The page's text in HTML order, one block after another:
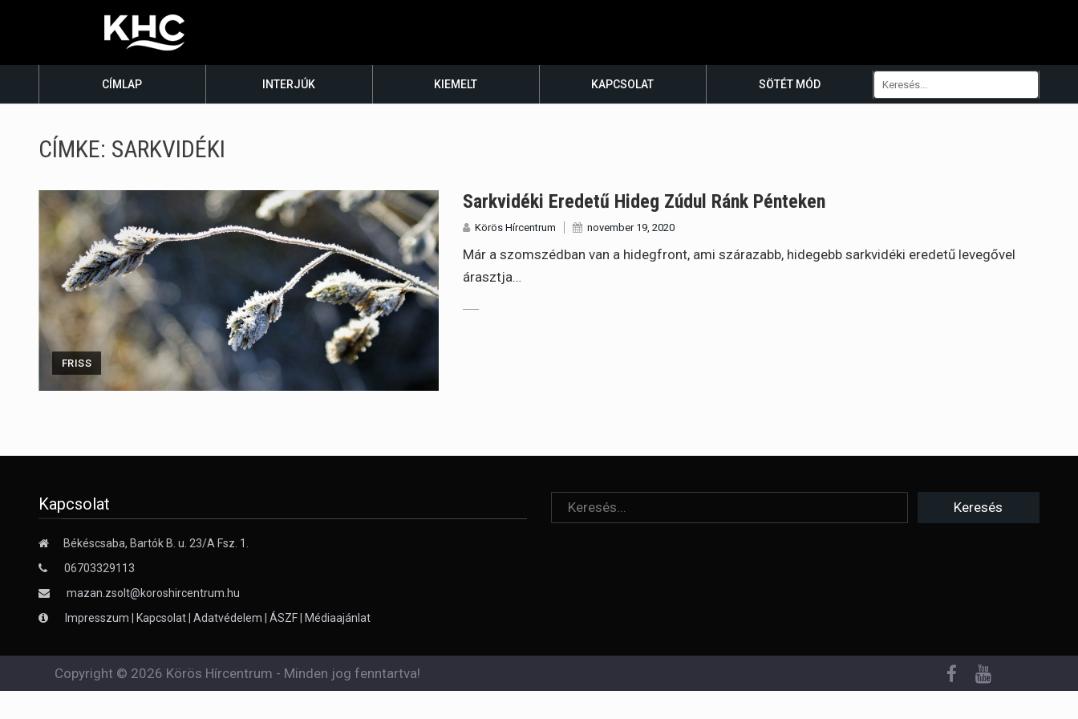
CÍMLAP INTERJÚK KIEMELT KAPCSOLAT SÖTÉT MÓD
CÍMKE: SARKVIDÉKI
FRISS
Sarkvidéki Eredetű Hideg Zúdul Ránk Pénteken
Körös Hírcentrum november 19, 2020
Már a szomszédban van a hidegfront, ami szárazabb, hidegebb sarkvidéki eredetű levegővel
árasztja…
Kapcsolat
Békéscsaba, Bartók B. u. 23/A Fsz. 1.
06703329113
mazan.zsolt@koroshircentrum.hu
Impresszum | Kapcsolat| Adatvédelem | ÁSZF| Médiaajánlat
Copyright © 2026 Körös Hírcentrum - Minden jog fenntartva!